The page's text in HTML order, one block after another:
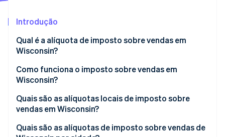
Introdução
Qual é a alíquota de imposto sobre vendas em
Wisconsin?
Como funciona o imposto sobre vendas em
Wisconsin?
Quais são as alíquotas locais de imposto sobre
vendas em Wisconsin?
Faixa de imposto sobre vendas em Wisconsin em
Quais são as alíquotas de imposto sobre vendas de